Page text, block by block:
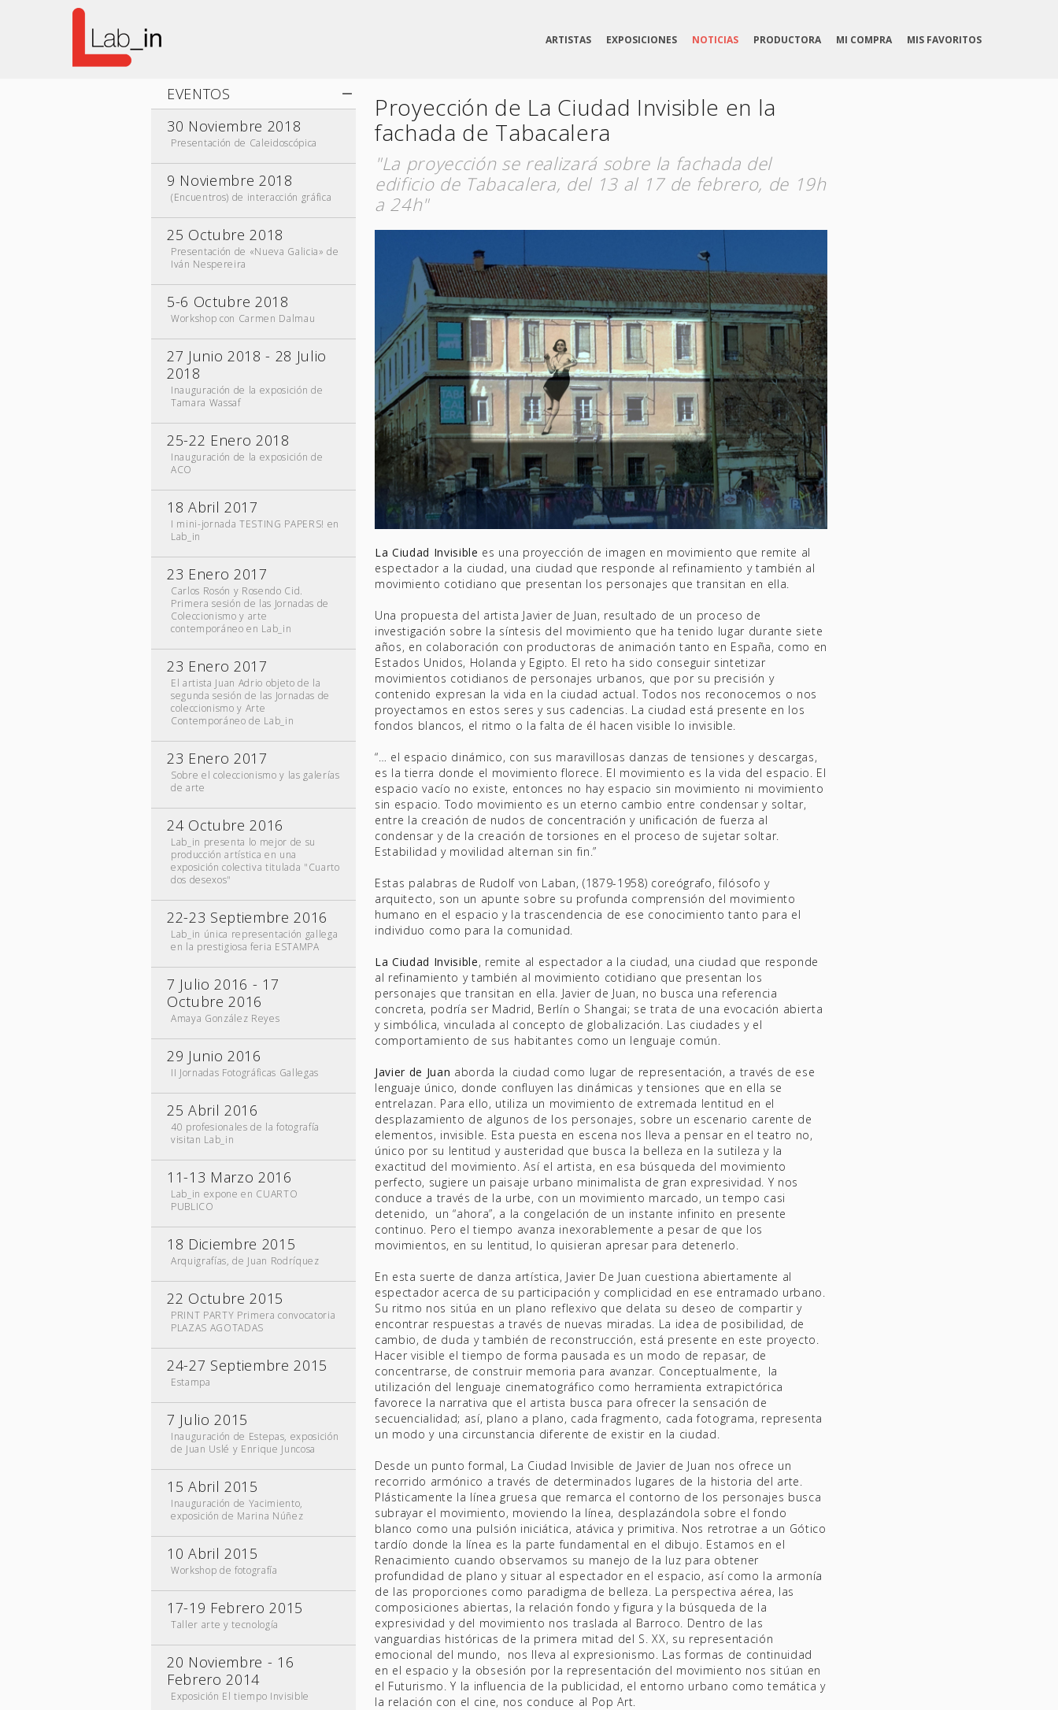
ARTISTAS EXPOSICIONES NOTICIAS PRODUCTORA MI COMPRA MIS FAVORITOS
EVENTOS
30 Noviembre 2018
Presentación de Caleidoscópica
9 Noviembre 2018
(Encuentros) de interacción gráfica
25 Octubre 2018
Presentación de «Nueva Galicia» de
Iván Nespereira
5-6 Octubre 2018
Workshop con Carmen Dalmau
27 Junio 2018 - 28 Julio
2018
Inauguración de la exposición de
Tamara Wassaf
25-22 Enero 2018
Inauguración de la exposición de
ACO
18 Abril 2017
I mini-jornada TESTING PAPERS! en
Lab_in
23 Enero 2017
Carlos Rosón y Rosendo Cid.
Primera sesión de las Jornadas de
Coleccionismo y arte
contemporáneo en Lab_in
23 Enero 2017
El artista Juan Adrio objeto de la
segunda sesión de las Jornadas de
coleccionismo y Arte
Contemporáneo de Lab_in
23 Enero 2017
Sobre el coleccionismo y las galerías
de arte
24 Octubre 2016
Lab_in presenta lo mejor de su
producción artística en una
exposición colectiva titulada "Cuarto
dos desexos"
22-23 Septiembre 2016
Lab_in única representación gallega
en la prestigiosa feria ESTAMPA
7 Julio 2016 - 17
Octubre 2016
Amaya González Reyes
29 Junio 2016
II Jornadas Fotográficas Gallegas
25 Abril 2016
40 profesionales de la fotografía
visitan Lab_in
11-13 Marzo 2016
Lab_in expone en CUARTO
PUBLICO
18 Diciembre 2015
Arquigrafías, de Juan Rodríquez
22 Octubre 2015
PRINT PARTY Primera convocatoria
PLAZAS AGOTADAS
24-27 Septiembre 2015
Estampa
7 Julio 2015
Inauguración de Estepas, exposición
de Juan Uslé y Enrique Juncosa
15 Abril 2015
Inauguración de Yacimiento,
exposición de Marina Núñez
10 Abril 2015
Workshop de fotografía
17-19 Febrero 2015
Taller arte y tecnología
20 Noviembre - 16
Febrero 2014
Exposición El tiempo Invisible
Proyección de La Ciudad Invisible en la
fachada de Tabacalera
"La proyección se realizará sobre la fachada del
edificio de Tabacalera, del 13 al 17 de febrero, de 19h
a 24h"
La Ciudad Invisible es una proyección de imagen en movimiento que remite al
espectador a la ciudad, una ciudad que responde al refinamiento y también al
movimiento cotidiano que presentan los personajes que transitan en ella.
Una propuesta del artista Javier de Juan, resultado de un proceso de
investigación sobre la síntesis del movimiento que ha tenido lugar durante siete
años, en colaboración con productoras de animación tanto en España, como en
Estados Unidos, Holanda y Egipto. El reto ha sido conseguir sintetizar
movimientos cotidianos de personajes urbanos, que por su precisión y
contenido expresan la vida en la ciudad actual. Todos nos reconocemos o nos
proyectamos en estos seres y sus cadencias. La ciudad está presente en los
fondos blancos, el ritmo o la falta de él hacen visible lo invisible.
“… el espacio dinámico, con sus maravillosas danzas de tensiones y descargas,
es la tierra donde el movimiento florece. El movimiento es la vida del espacio. El
espacio vacío no existe, entonces no hay espacio sin movimiento ni movimiento
sin espacio. Todo movimiento es un eterno cambio entre condensar y soltar,
entre la creación de nudos de concentración y unificación de fuerza al
condensar y de la creación de torsiones en el proceso de sujetar soltar.
Estabilidad y movilidad alternan sin fin.”
Estas palabras de Rudolf von Laban, (1879-1958) coreógrafo, filósofo y
arquitecto, son un apunte sobre su profunda comprensión del movimiento
humano en el espacio y la trascendencia de ese conocimiento tanto para el
individuo como para la comunidad.
La Ciudad Invisible, remite al espectador a la ciudad, una ciudad que responde
al refinamiento y también al movimiento cotidiano que presentan los
personajes que transitan en ella. Javier de Juan, no busca una referencia
concreta, podría ser Madrid, Berlín o Shangai; se trata de una evocación abierta
y simbólica, vinculada al concepto de globalización. Las ciudades y el
comportamiento de sus habitantes como un lenguaje común.
Javier de Juan aborda la ciudad como lugar de representación, a través de ese
lenguaje único, donde confluyen las dinámicas y tensiones que en ella se
entrelazan. Para ello, utiliza un movimiento de extremada lentitud en el
desplazamiento de algunos de los personajes, sobre un escenario carente de
elementos, invisible. Esta puesta en escena nos lleva a pensar en el teatro no,
único por su lentitud y austeridad que busca la belleza en la sutileza y la
exactitud del movimiento. Así el artista, en esa búsqueda del movimiento
perfecto, sugiere un paisaje urbano minimalista de gran expresividad. Y nos
conduce a través de la urbe, con un movimiento marcado, un tempo casi
detenido, un “ahora”, a la congelación de un instante infinito en presente
continuo. Pero el tiempo avanza inexorablemente a pesar de que los
movimientos, en su lentitud, lo quisieran apresar para detenerlo.
En esta suerte de danza artística, Javier De Juan cuestiona abiertamente al
espectador acerca de su participación y complicidad en ese entramado urbano.
Su ritmo nos sitúa en un plano reflexivo que delata su deseo de compartir y
encontrar respuestas a través de nuevas miradas. La idea de posibilidad, de
cambio, de duda y también de reconstrucción, está presente en este proyecto.
Hacer visible el tiempo de forma pausada es un modo de repasar, de
concentrarse, de construir memoria para avanzar. Conceptualmente, la
utilización del lenguaje cinematográfico como herramienta extrapictórica
favorece la narrativa que el artista busca para ofrecer la sensación de
secuencialidad; así, plano a plano, cada fragmento, cada fotograma, representa
un modo y una circunstancia diferente de existir en la ciudad.
Desde un punto formal, La Ciudad Invisible de Javier de Juan nos ofrece un
recorrido armónico a través de determinados lugares de la historia del arte.
Plásticamente la línea gruesa que remarca el contorno de los personajes busca
subrayar el movimiento, moviendo la línea, desplazándola sobre el fondo
blanco como una pulsión iniciática, atávica y primitiva. Nos retrotrae a un Gótico
tardío donde la línea es la parte fundamental en el dibujo. Estamos en el
Renacimiento cuando observamos su manejo de la luz para obtener
profundidad de plano y situar al espectador en el espacio, así como la armonía
de las proporciones como paradigma de belleza. La perspectiva aérea, las
composiciones abiertas, la relación fondo y figura y la búsqueda de la
expresividad y del movimiento nos traslada al Barroco. Dentro de las
vanguardias históricas de la primera mitad del S. XX, su representación
emocional del mundo, nos lleva al expresionismo. Las formas de continuidad
en el espacio y la obsesión por la representación del movimiento nos sitúan en
el Futurismo. Y la influencia de la publicidad, el entorno urbano como temática y
la relación con el cine, nos conduce al Pop Art.